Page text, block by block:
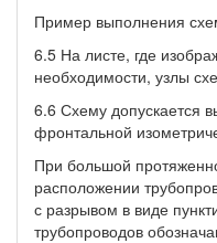
Пример выполнения
6.5 На листе, где
необходимости, узлы
6.6 Схему допускается
фронтальной
При большой
расположении
с разрывом в виде
трубопроводов